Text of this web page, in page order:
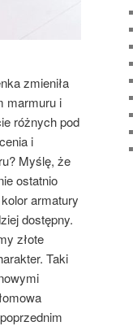
zmieniła
marmuru i
różnych pod
i
Myślę, że
ostatnio
armatury
dostępny.
złote
Taki